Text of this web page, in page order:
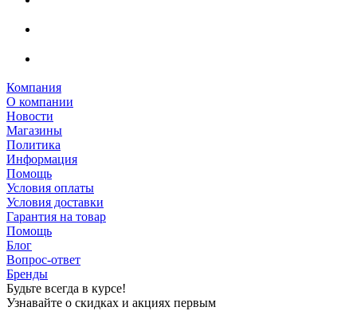
Компания
О компании
Новости
Магазины
Политика
Информация
Помощь
Условия оплаты
Условия доставки
Гарантия на товар
Помощь
Блог
Вопрос-ответ
Бренды
Будьте всегда в курсе!
Узнавайте о скидках и акциях первым